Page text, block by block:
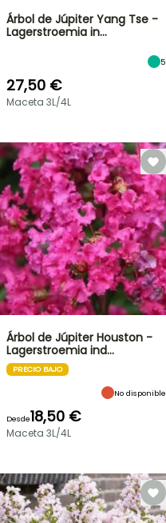
Árbol de Júpiter Yang Tse -
Lagerstroemia in…
5
27,50 €
Maceta 3L/4L
Árbol de Júpiter Houston -
Lagerstroemia ind…
PRECIO BAJO
No disponible
Desde18,50 €
Maceta 3L/4L